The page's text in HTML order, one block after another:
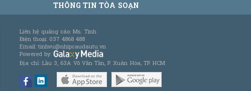
THÔNG TIN TÒA SOẠN
Liên hệ quảng cáo: Ms. Tình
Điện thoại: 037 4868 488
Email: tinhvu@nhipcaudautu.vn
Powered by:
Địa chỉ: Lầu 3, 63A Võ Văn Tần, P. Xuân Hòa, TP. HCM